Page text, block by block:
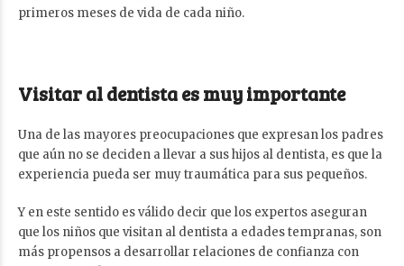
primeros meses de vida de cada niño.
Visitar al dentista es muy importante
Una de las mayores preocupaciones que expresan los padres
que aún no se deciden a llevar a sus hijos al dentista, es que la
experiencia pueda ser muy traumática para sus pequeños.
Y en este sentido es válido decir que los expertos aseguran
que los niños que visitan al dentista a edades tempranas, son
más propensos a desarrollar relaciones de confianza con